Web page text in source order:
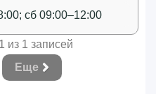
сб 09:00–12:00
из 1 записей
Еще